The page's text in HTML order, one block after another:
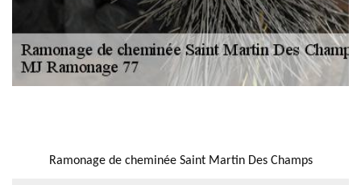
Ramonage de cheminée Saint Martin Des Champs